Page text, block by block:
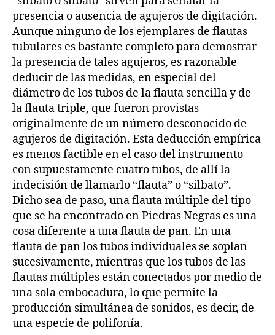
presencia o ausencia de agujeros de digitación.
Aunque ninguno de los ejemplares de flautas
tubulares es bastante completo para demostrar
la presencia de tales agujeros, es razonable
deducir de las medidas, en especial del
diámetro de los tubos de la flauta sencilla y de
la flauta triple, que fueron provistas
originalmente de un número desconocido de
agujeros de digitación. Esta deducción empírica
es menos factible en el caso del instrumento
con supuestamente cuatro tubos, de allí la
indecisión de llamarlo “flauta” o “silbato”.
Dicho sea de paso, una flauta múltiple del tipo
que se ha encontrado en Piedras Negras es una
cosa diferente a una flauta de pan. En una
flauta de pan los tubos individuales se soplan
sucesivamente, mientras que los tubos de las
flautas múltiples están conectados por medio de
una sola embocadura, lo que permite la
producción simultánea de sonidos, es decir, de
una especie de polifonía.